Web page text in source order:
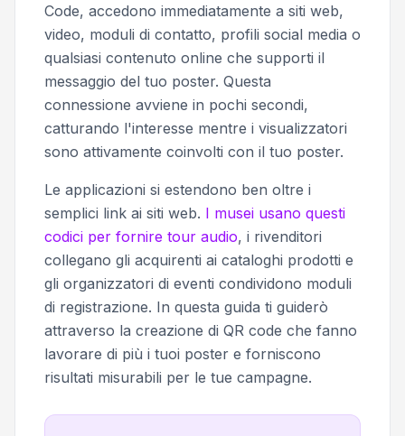
Code, accedono immediatamente a siti web,
video, moduli di contatto, profili social media o
qualsiasi contenuto online che supporti il
messaggio del tuo poster. Questa
connessione avviene in pochi secondi,
catturando l'interesse mentre i visualizzatori
sono attivamente coinvolti con il tuo poster.
Le applicazioni si estendono ben oltre i
semplici link ai siti web. I musei usano questi
codici per fornire tour audio, i rivenditori
collegano gli acquirenti ai cataloghi prodotti e
gli organizzatori di eventi condividono moduli
di registrazione. In questa guida ti guiderò
attraverso la creazione di QR code che fanno
lavorare di più i tuoi poster e forniscono
risultati misurabili per le tue campagne.